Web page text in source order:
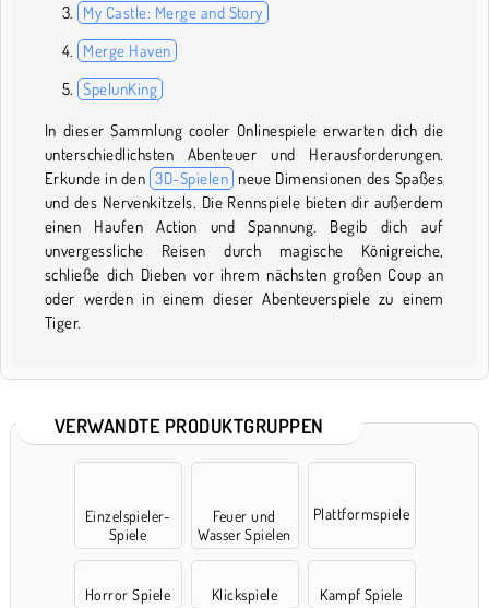
My Castle: Merge and Story
Merge Haven
SpelunKing
In dieser Sammlung cooler Onlinespiele erwarten dich die
unterschiedlichsten Abenteuer und Herausforderungen.
Erkunde in den 3D-Spielen neue Dimensionen des Spaßes
und des Nervenkitzels. Die Rennspiele bieten dir außerdem
einen Haufen Action und Spannung. Begib dich auf
unvergessliche Reisen durch magische Königreiche,
schließe dich Dieben vor ihrem nächsten großen Coup an
oder werden in einem dieser Abenteuerspiele zu einem
Tiger.
VERWANDTE PRODUKTGRUPPEN
Einzelspieler-
Spiele
Feuer und
Wasser Spielen
Plattformspiele
Horror Spiele Klickspiele Kampf Spiele